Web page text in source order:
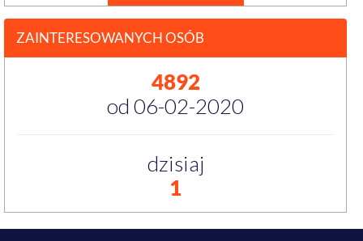
ZAINTERESOWANYCH OSÓB
4892
od 06-02-2020
dzisiaj
1